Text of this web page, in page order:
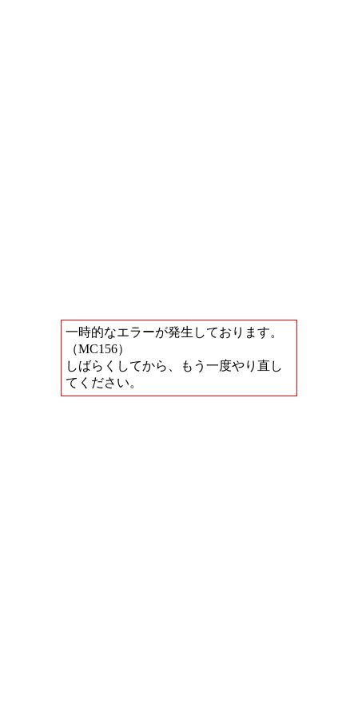
一時的なエラーが発生しております。
（MC156）
しばらくしてから、もう一度やり直し
てください。